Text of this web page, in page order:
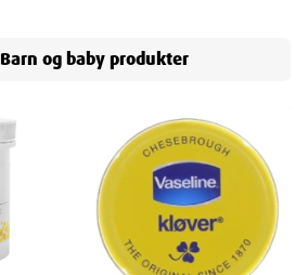
Barn og babyprodukter